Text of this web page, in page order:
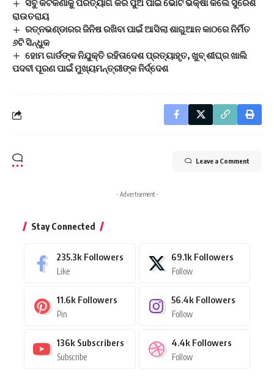
ସବୁ କଟକଣାକୁ ପରିତ୍ୟାଗ କରି ପୁଅ ପାଇଁ ଭୋଟ ଭିକ୍ଷା କଲେ ସୁରେଶ
ରାଉତରାୟ
ରତ୍ନଭଣ୍ଡାରର ଜିନିଷ ରଖିବା ପାଇଁ ଆସିଲା ଶାଗୁଆନ କାଠରେ ନିର୍ମିତ
୬ଟି ସିନ୍ଧୁକ
ହୋମ ଗାର୍ଡଙ୍କ ନିଯୁକ୍ତି ରହିତାଦେଶ ପ୍ରତ୍ୟାହୃତ, ଖୁବ୍ ଶୀଘ୍ର ଖାଲି
ପଦବୀ ପୂରଣ ପାଇଁ ମୁଖ୍ୟମନ୍ତ୍ରୀଙ୍କ ନିର୍ଦ୍ଦେଶ
Leave a Comment
- Advertisement -
Stay Connected
235.3k Followers
Like
69.1k Followers
Follow
11.6k Followers
Pin
56.4k Followers
Follow
136k Subscribers
Subscribe
4.4k Followers
Follow